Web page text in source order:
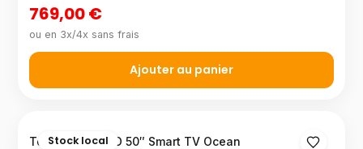
769,00 €
ou en 3x/4x sans frais
Ajouter au panier
Stock local
Téléviseur QLED 50″ Smart TV Ocean